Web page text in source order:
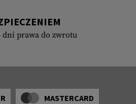
dni prawa do zwrotu
MASTERCARD